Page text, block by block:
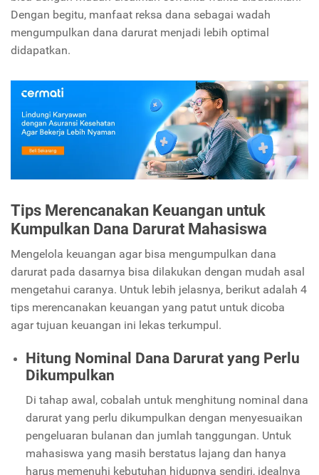
Dengan begitu, manfaat reksa dana sebagai wadah
mengumpulkan dana darurat menjadi lebih optimal
didapatkan.
Tips Merencanakan Keuangan untuk
Kumpulkan Dana Darurat Mahasiswa
Mengelola keuangan agar bisa mengumpulkan dana
darurat pada dasarnya bisa dilakukan dengan mudah asal
mengetahui caranya. Untuk lebih jelasnya, berikut adalah 4
tips merencanakan keuangan yang patut untuk dicoba
agar tujuan keuangan ini lekas terkumpul.
Hitung Nominal Dana Darurat yang Perlu
Dikumpulkan
Di tahap awal, cobalah untuk menghitung nominal dana
darurat yang perlu dikumpulkan dengan menyesuaikan
pengeluaran bulanan dan jumlah tanggungan. Untuk
mahasiswa yang masih berstatus lajang dan hanya
harus memenuhi kebutuhan hidupnya sendiri, idealnya